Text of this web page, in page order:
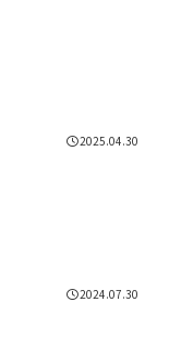
2025.04.30
2024.07.30